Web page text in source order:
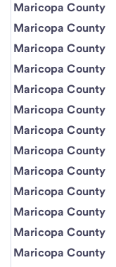
Maricopa County
Maricopa County
Maricopa County
Maricopa County
Maricopa County
Maricopa County
Maricopa County
Maricopa County
Maricopa County
Maricopa County
Maricopa County
Maricopa County
Maricopa County